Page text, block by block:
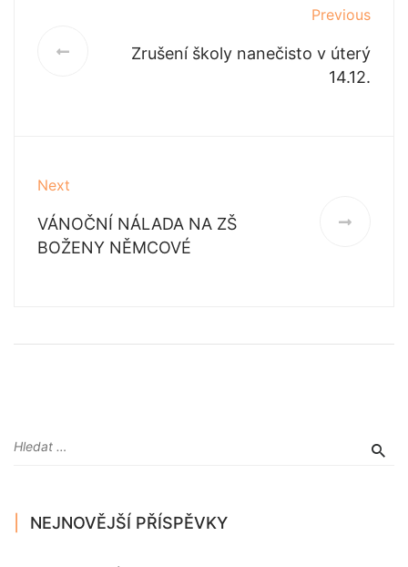
Previous
Zrušení školy nanečisto v úterý
14.12.
Next
VÁNOČNÍ NÁLADA NA ZŠ
BOŽENY NĚMCOVÉ
NEJNOVĚJŠÍ PŘÍSPĚVKY